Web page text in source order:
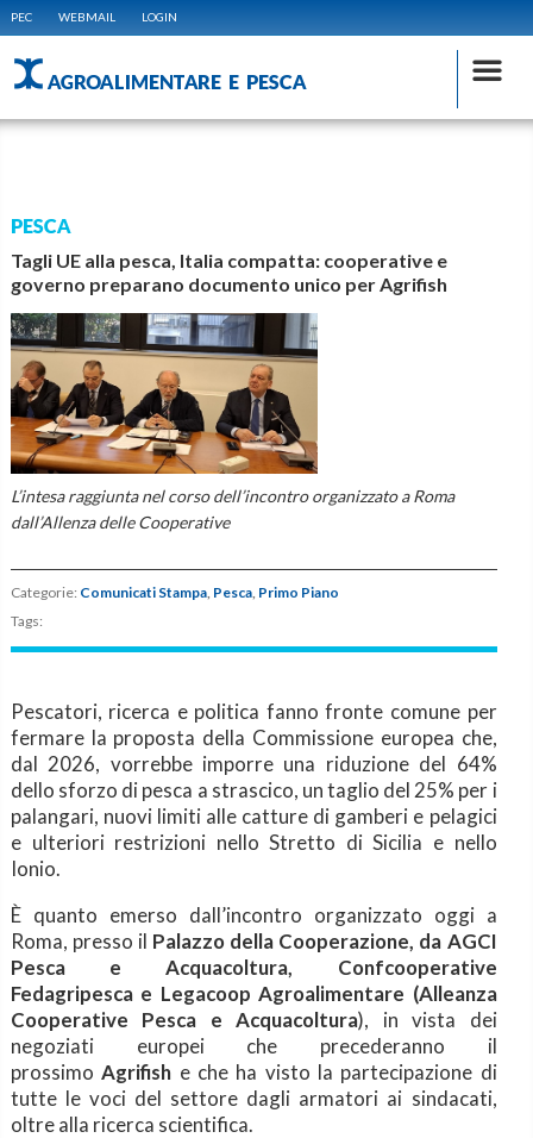
PEC WEBMAIL LOGIN
AGROALIMENTARE E PESCA
PESCA
Tagli UE alla pesca, Italia compatta: cooperative e
governo preparano documento unico per Agrifish
L’intesa raggiunta nel corso dell’incontro organizzato a Roma
dall’Allenza delle Cooperative
Categorie: Comunicati Stampa, Pesca, Primo Piano
Tags:
Pescatori, ricerca e politica fanno fronte comune per
fermare la proposta della Commissione europea che,
dal 2026, vorrebbe imporre una riduzione del 64%
dello sforzo di pesca a strascico, un taglio del 25% per i
palangari, nuovi limiti alle catture di gamberi e pelagici
e ulteriori restrizioni nello Stretto di Sicilia e nello
Ionio.
È quanto emerso dall’incontro organizzato oggi a
Roma, presso il Palazzo della Cooperazione, da AGCI
Pesca e Acquacoltura, Confcooperative
Fedagripesca e Legacoop Agroalimentare (Alleanza
Cooperative Pesca e Acquacoltura), in vista dei
negoziati europei che precederanno il
prossimoAgrifish e che ha visto la partecipazione di
tutte le voci del settore dagli armatori ai sindacati,
oltre alla ricerca scientifica.